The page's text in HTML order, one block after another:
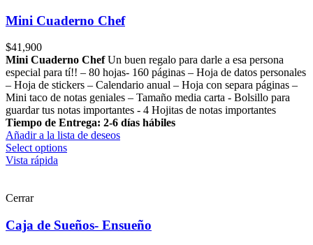
Mini Cuaderno Chef
$41,900
Mini Cuaderno ChefUn buen regalo para darle a esa persona
especial para tí!! – 80 hojas- 160 páginas – Hoja de datos personales
– Hoja de stickers – Calendario anual – Hoja con separa páginas –
Mini taco de notas geniales – Tamaño media carta - Bolsillo para
guardar tus notas importantes - 4 Hojitas de notas importantes
Tiempo de Entrega: 2-6 días hábiles
Añadir a la lista de deseos
Select options
Vista rápida
Cerrar
Caja de Sueños- Ensueño